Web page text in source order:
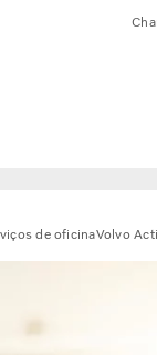
de oficinaVolvo